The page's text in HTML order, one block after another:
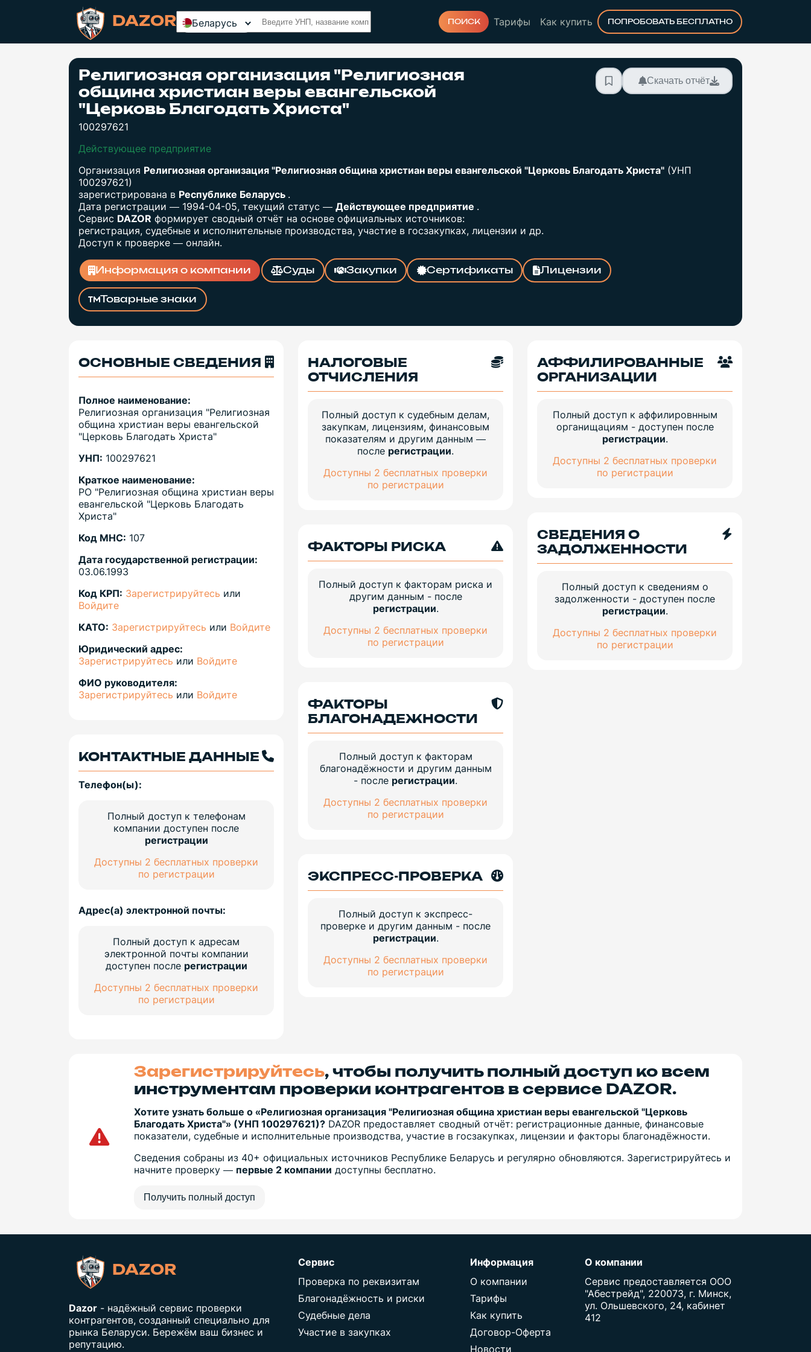
DAZOR Беларусь ПОИСК Тарифы Как купить ПОПРОБОВАТЬ БЕСПЛАТНО
Религиозная организация "Религиозная
община христиан веры евангельской
"Церковь Благодать Христа"
100297621
Скачать отчёт
Действующее предприятие
Организация Религиозная организация "Религиозная община христиан веры евангельской "Церковь Благодать Христа" (УНП
100297621)
зарегистрирована в Республике Беларусь .
Дата регистрации — 1994-04-05, текущий статус — Действующее предприятие .
Сервис DAZOR формирует сводный отчёт на основе официальных источников:
регистрация, судебные и исполнительные производства, участие в госзакупках, лицензии и др.
Доступ к проверке — онлайн.
Информация о компании Суды Закупки Сертификаты Лицензии
Товарные знаки
ОСНОВНЫЕ СВЕДЕНИЯ
Полное наименование:
Религиозная организация "Религиозная
община христиан веры евангельской
"Церковь Благодать Христа"
УНП: 100297621
Краткое наименование:
РО "Религиозная община христиан веры
евангельской "Церковь Благодать
Христа"
Код МНС: 107
Дата государственной регистрации:
03.06.1993
Код КРП: Зарегистрируйтесь или
Войдите
КАТО: Зарегистрируйтесь или Войдите
Юридический адрес:
Зарегистрируйтесь или Войдите
ФИО руководителя:
Зарегистрируйтесь или Войдите
КОНТАКТНЫЕ ДАННЫЕ
Телефон(ы):
Полный доступ к телефонам
компании доступен после
регистрации
Доступны 2 бесплатных проверки
по регистрации
Адрес(а) электронной почты:
Полный доступ к адресам
электронной почты компании
доступен после регистрации
Доступны 2 бесплатных проверки
по регистрации
НАЛОГОВЫЕ
ОТЧИСЛЕНИЯ
Полный доступ к судебным делам,
закупкам, лицензиям, финансовым
показателям и другим данным —
после регистрации.
Доступны 2 бесплатных проверки
по регистрации
ФАКТОРЫ РИСКА
Полный доступ к факторам риска и
другим данным - после
регистрации.
Доступны 2 бесплатных проверки
по регистрации
ФАКТОРЫ
БЛАГОНАДЕЖНОСТИ
Полный доступ к факторам
благонадёжности и другим данным
- после регистрации.
Доступны 2 бесплатных проверки
по регистрации
ЭКСПРЕСС-ПРОВЕРКА
Полный доступ к экспресс-
проверке и другим данным - после
регистрации.
Доступны 2 бесплатных проверки
по регистрации
АФФИЛИРОВАННЫЕ
ОРГАНИЗАЦИИ
Полный доступ к аффилировнным
органищациям - доступен после
регистрации.
Доступны 2 бесплатных проверки
по регистрации
СВЕДЕНИЯ О
ЗАДОЛЖЕННОСТИ
Полный доступ к сведениям о
задолженности - доступен после
регистрации.
Доступны 2 бесплатных проверки
по регистрации
Зарегистрируйтесь, чтобы получить полный доступ ко всем
инструментам проверки контрагентов в сервисе DAZOR.
Хотите узнать больше о «Религиозная организация "Религиозная община христиан веры евангельской "Церковь
Благодать Христа"» (УНП 100297621)? DAZOR предоставляет сводный отчёт: регистрационные данные, финансовые
показатели, судебные и исполнительные производства, участие в госзакупках, лицензии и факторы благонадёжности.
Сведения собраны из 40+ официальных источников Республике Беларусь и регулярно обновляются. Зарегистрируйтесь и
начните проверку — первые 2 компании доступны бесплатно.
Получить полный доступ
DAZOR
Dazor - надёжный сервис проверки
контрагентов, созданный специально для
рынка Беларуси. Бережём ваш бизнес и
репутацию.
Сервис
Проверка по реквизитам
Благонадёжность и риски
Судебные дела
Участие в закупках
Информация
О компании
Тарифы
Как купить
Договор-Оферта
Новости
О компании
Сервис предоставляется ООО
"Абестрейд", 220073, г. Минск,
ул. Ольшевского, 24, кабинет
412